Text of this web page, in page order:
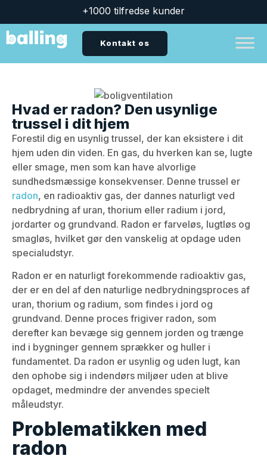
+1000 tilfredse kunder
Kontakt os
Hvad er radon? Den usynlige
trussel i dit hjem
Forestil dig en usynlig trussel, der kan eksistere i dit
hjem uden din viden. En gas, du hverken kan se, lugte
eller smage, men som kan have alvorlige
sundhedsmæssige konsekvenser. Denne trussel er
radon, en radioaktiv gas, der dannes naturligt ved
nedbrydning af uran, thorium eller radium i jord,
jordarter og grundvand. Radon er farveløs, lugtløs og
smagløs, hvilket gør den vanskelig at opdage uden
specialudstyr.
Radon er en naturligt forekommende radioaktiv gas,
der er en del af den naturlige nedbrydningsproces af
uran, thorium og radium, som findes i jord og
grundvand. Denne proces frigiver radon, som
derefter kan bevæge sig gennem jorden og trænge
ind i bygninger gennem sprækker og huller i
fundamentet. Da radon er usynlig og uden lugt, kan
den ophobe sig i indendørs miljøer uden at blive
opdaget, medmindre der anvendes specielt
måleudstyr.
Problematikken med
radon